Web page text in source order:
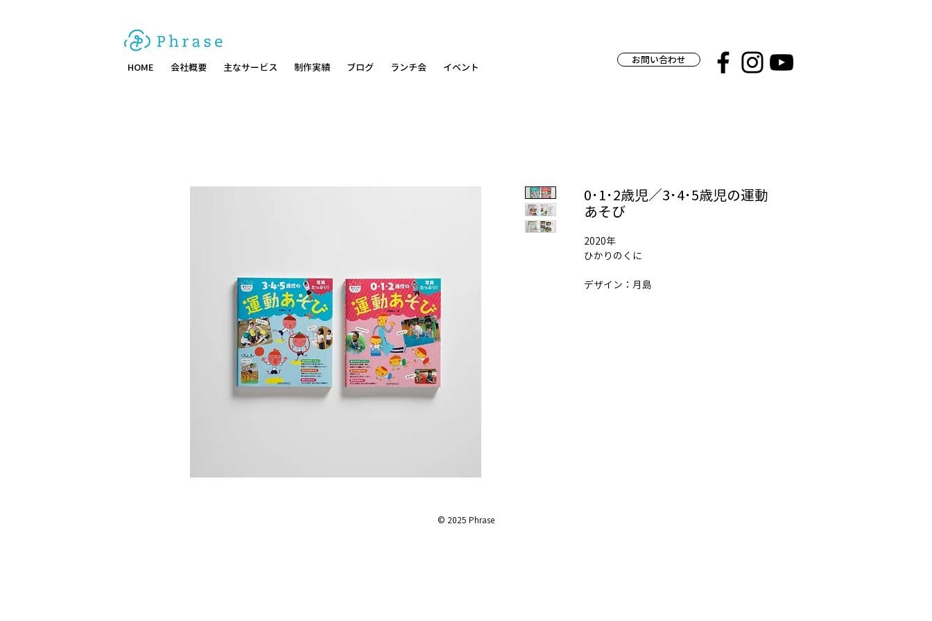
HOME 会社概要 主なサービス 制作実績 ブログ ランチ会 イベント
お問い合わせ
0･1･2歳児／3･4･5歳児の運動
あそび
2020年
ひかりのくに
デザイン：月島
© 2025 Phrase